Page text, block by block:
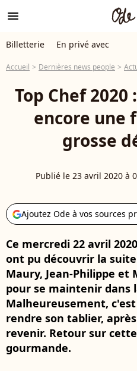
menu
Billetterie En privé avec
Accueil Dernières news people
Top Chef
encore une
grosse
Publié le 23 avril 2020 à
Ajoutez Ode à vos sources
Ce mercredi 22 avril
ont pu découvrir la
Maury, Jean-Philippe
pour se maintenir dans
Malheureusement,
rendre son tablier,
revenir. Retour sur
gourmande.